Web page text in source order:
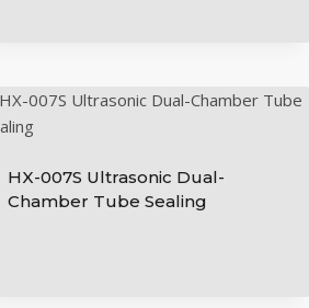
HX-007S Ultrasonic Dual-
Chamber Tube Sealing